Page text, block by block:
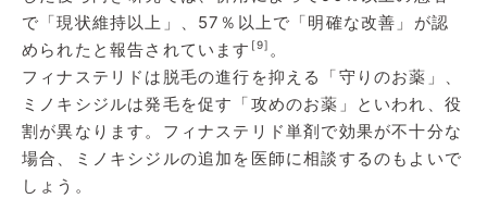
で「現状維持以上」、57％以上で「明確な改善」が認
められたと報告されています [9] 。
フィナステリドは脱毛の進行を抑える「守りのお薬」、
ミノキシジルは発毛を促す「攻めのお薬」といわれ、役
割が異なります。フィナステリド単剤で効果が不十分な
場合、ミノキシジルの追加を医師に相談するのもよいで
しょう。